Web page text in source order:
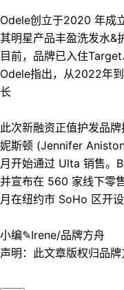
Odele创立于2020 年成
其明星产品丰盈洗发水&
目前，品牌已入住
Odele指出，从2022年
长
此次新融资正值护发品
妮斯顿 (Jennifer
月开始通过 Ulta 销售。
并宣布在 560 家线下零
月在纽约市 SoHo 区开设
小编✎Irene/品牌方舟
声明：此文章版权归品牌